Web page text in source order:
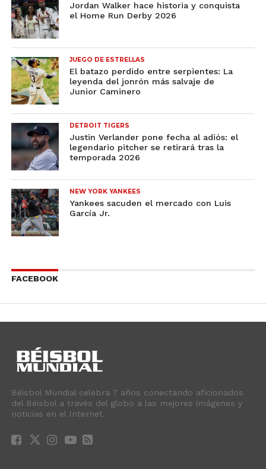
Jordan Walker hace historia y conquista
el Home Run Derby 2026
JUEGO DE ESTRELLAS
El batazo perdido entre serpientes: La
leyenda del jonrón más salvaje de
Junior Caminero
DETROIT TIGERS
Justin Verlander pone fecha al adiós: el
legendario pitcher se retirará tras la
temporada 2026
NEW YORK YANKEES
Yankees sacuden el mercado con Luis
García Jr.
FACEBOOK
Béisbol Mundial celebra 7 años conectando aficionados
del Béisbol a través del globo a las mejores imágenes y
noticias en el Internet.